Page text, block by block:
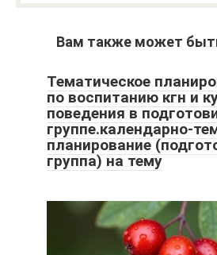
Вам также может
Тематическое
по воспитанию кгн и
поведения в
группе.календарно-
планирование
группа) на тему